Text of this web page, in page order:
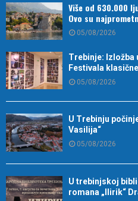
Više od 630.000
Ovo su
05/08/2026
Trebinje: Izložba
Festivala
05/08/2026
U Trebinju
Vasilija“
05/08/2026
U trebinjskoj
romana „Ilirik“